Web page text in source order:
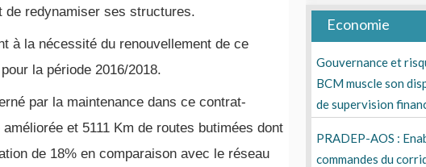
Economie
Gouvernance et
BCM muscle son
de supervision
PRADEP-AOS :
commandes du
de redynamiser ses structures.
à la nécessité du renouvellement de ce
la période 2016/2018.
par la maintenance dans ce contrat-
et 5111 Km de routes butimées dont
de 18% en comparaison avec le réseau